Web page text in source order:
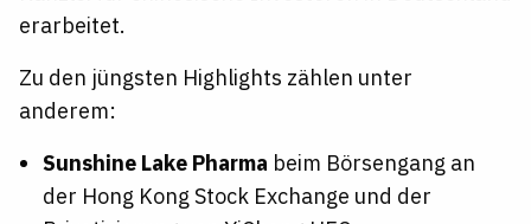
erarbeitet.
Zu den jüngsten Highlights zählen unter
anderem:
Sunshine Lake Pharma beim Börsengang an
der Hong Kong Stock Exchange und der